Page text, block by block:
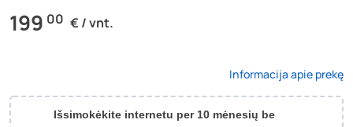
199 00 € / vnt.
Informacija apie prekę
Išsimokėkite internetu per 10 mėnesių be